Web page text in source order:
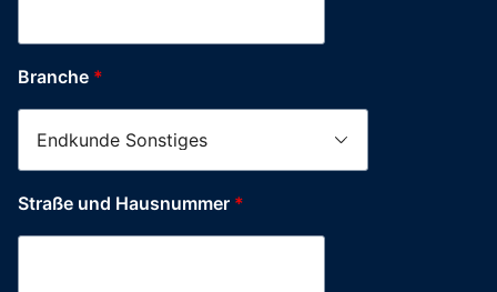
Stadt
Branche *
Straße und Hausnummer *